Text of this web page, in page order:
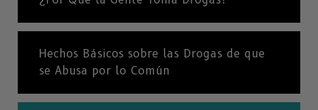
Hechos Básicos sobre las Drogas de que
se Abusa por lo Común